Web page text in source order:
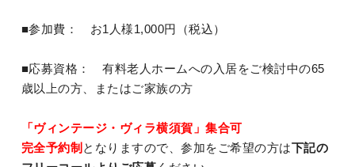
■参加費： お1人様1,000円（税込）
■応募資格： 有料老人ホームへの入居をご検討中の65
歳以上の方、またはご家族の方
「ヴィンテージ・ヴィラ横須賀」集合可
完全予約制 となりますので、参加をご希望の方は下記の